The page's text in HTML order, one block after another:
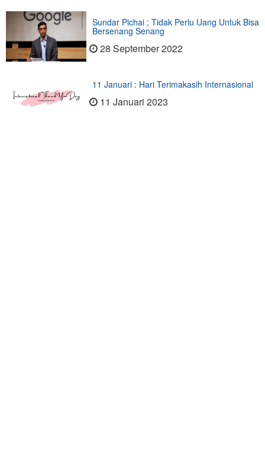
Sundar Pichai ; Tidak Perlu Uang Untuk Bisa
Bersenang Senang
28 September 2022
11 Januari : Hari Terimakasih Internasional
11 Januari 2023